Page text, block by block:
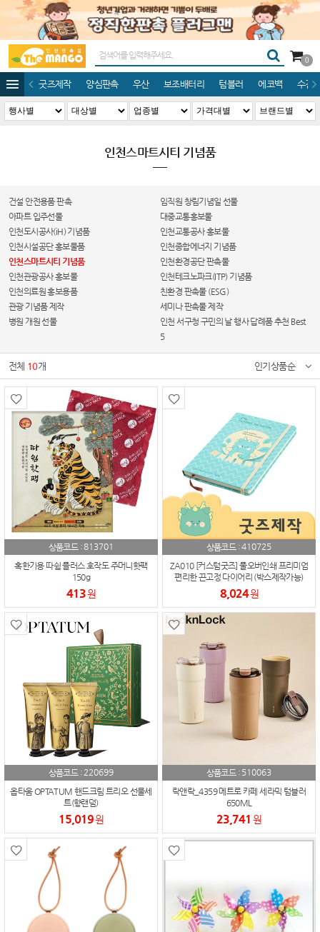
0
굿즈제작 양심판촉 우산 보조배터리 텀블러 에코백 수건/
인천스마트시티 기념품
건설 안전용품 판촉
임직원 창림기념일 선물
아파트 입주선물
대중교통홍보물
인천도시공사(iH) 기념품
인천교통공사 홍보물
인천시설공단 홍보물품
인천종합에너지 기념품
인천스마트시티 기념품
인천환경공단 판촉물
인천관광공사 홍보물
인천테크노파크(ITP) 기념품
인천의료원 홍보용품
친환경 판촉물 (ESG)
관광 기념품 제작
세미나 판촉물 제작
병원 개원 선물
인천 서구청 구민의 날 행사 답례품 추천 Best
5
전체 10개 인기상품순
상품코드 :813701
혹한기용 따쉼 플러스 호작도 주머니핫팩
150g
413원
상품코드 :410725
ZA010 [커스텀굿즈] 풀오버인쇄 프리미엄
편리한 끈고정 다이어리 (박스제작가능)
8,024원
상품코드 :220699
옵타움 OPTATUM 핸드크림 트리오 선물세
트(향랜덤)
15,019원
상품코드 : 510063
락앤락_4359 메트로 카페 세라믹 텀블러
650ML
23,741 원